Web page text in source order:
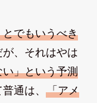
とでもいうべき
、それはやは
」という予測
通は、
「アメ